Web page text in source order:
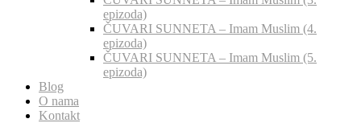
epizoda)
ČUVARI SUNNETA – Imam Muslim (4.
epizoda)
ČUVARI SUNNETA – Imam Muslim (5.
epizoda)
Blog
O nama
Kontakt